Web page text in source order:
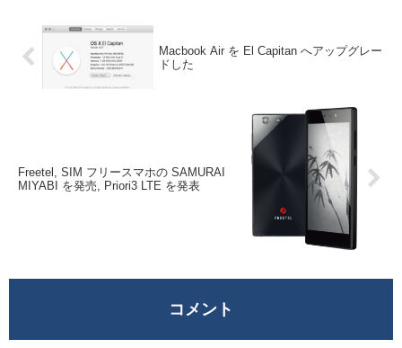
Macbook Air を El Capitan へアップグレー
ドした
Freetel, SIM フリースマホの SAMURAI
MIYABI を発売, Priori3 LTE を発表
コメント